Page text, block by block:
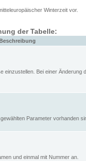
Winterzeit vor.
der Tabelle:
einzustellen. Bei einer Änderung
Parameter vorhanden
und einmal mit Nummer an.